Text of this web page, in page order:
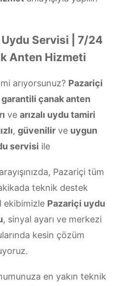
Uydu Servisi | 7/24
Anten Hizmeti
mi arıyorsunuz? Pazariçi
çanak anten
ve arızalı uydu tamiri
, güvenilirve uygun
servisi ile
arayışınızda, Pazariçi tüm
teknik destek
ekibimizle Pazariçi uydu
, sinyal ayarı ve merkezi
kesin çözüm
en yakın teknik